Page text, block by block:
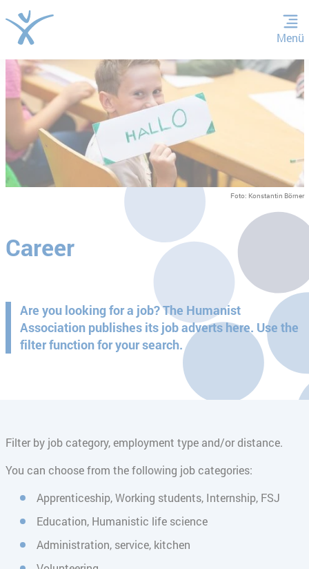
JUMP TO MAIN CONTENT
JUMP TO THE SEARCH
Menü
Foto: Konstantin Börner
Career
Are you looking for a job? The Humanist
Association publishes its job adverts here. Use the
filter function for your search.
Filter by job category, employment type and/or distance.
You can choose from the following job categories:
Apprenticeship, Working students, Internship, FSJ
Education, Humanistic life science
Administration, service, kitchen